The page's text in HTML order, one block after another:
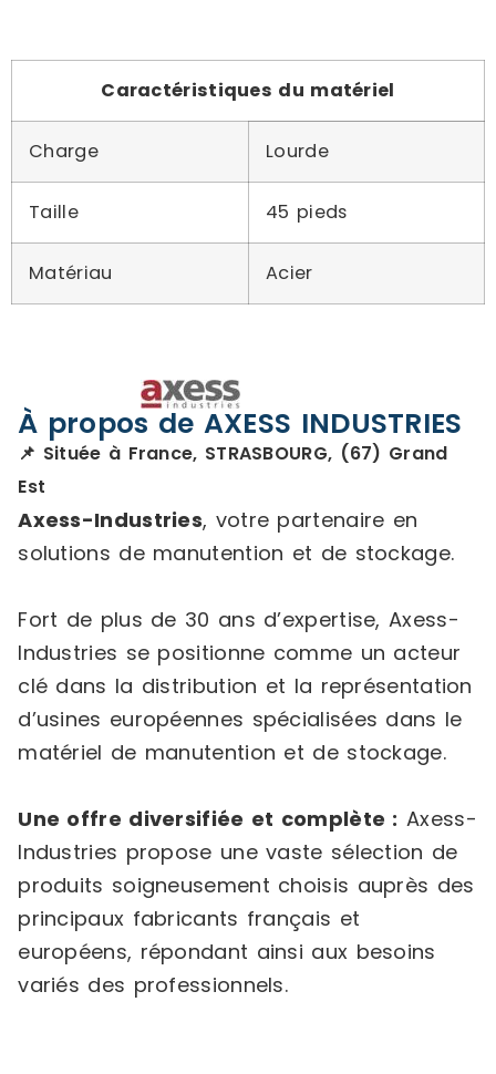
Caractéristiques du matériel
Charge Lourde
Taille 45 pieds
Matériau Acier
À propos de AXESS INDUSTRIES
📌 Située à France, STRASBOURG, (67) Grand
Est
Axess-Industries, votre partenaire en
solutions de manutention et de stockage.
Fort de plus de 30 ans d’expertise, Axess-
Industries se positionne comme un acteur
clé dans la distribution et la représentation
d’usines européennes spécialisées dans le
matériel de manutention et de stockage.
Une offre diversifiée et complète : Axess-
Industries propose une vaste sélection de
produits soigneusement choisis auprès des
principaux fabricants français et
européens, répondant ainsi aux besoins
variés des professionnels.